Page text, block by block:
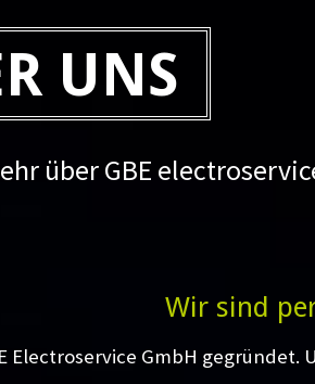
UNS
über GBE
Wir sind
Electroservice GmbH